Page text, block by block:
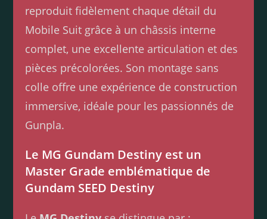
reproduit fidèlement chaque détail du
Mobile Suit grâce à un châssis interne
complet, une excellente articulation et des
pièces précolorées. Son montage sans
colle offre une expérience de construction
immersive, idéale pour les passionnés de
Gunpla.
Le MG Gundam Destiny est un
Master Grade emblématique de
Gundam SEED Destiny